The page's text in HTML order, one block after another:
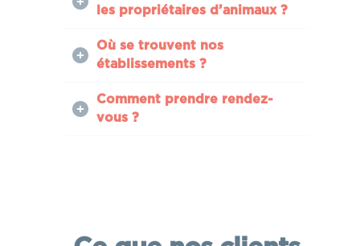
les propriétaires d’animaux ?
Où se trouvent nos
établissements ?
Comment prendre rendez-
vous ?